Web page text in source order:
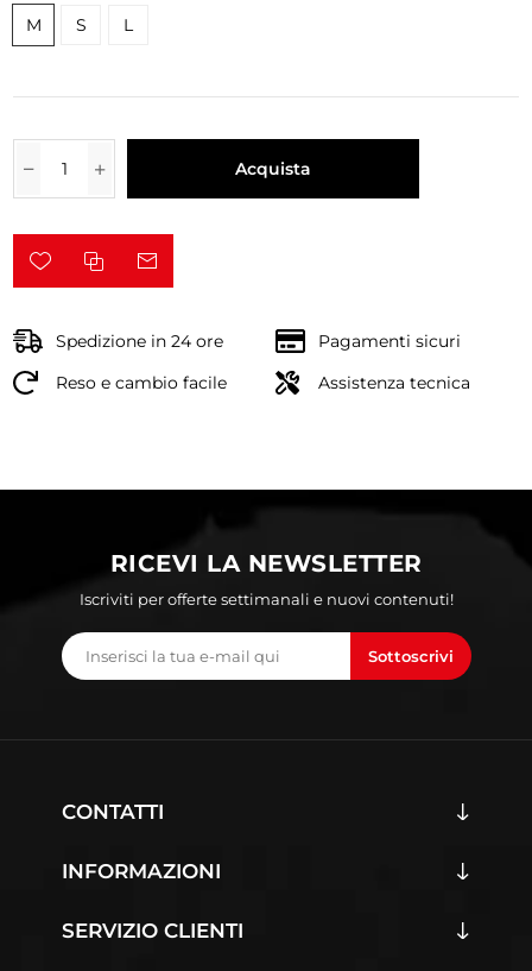
M S L
Acquista
Spedizione in 24 ore
Pagamenti sicuri
Reso e cambio facile
Assistenza tecnica
RICEVI LA NEWSLETTER
Iscriviti per offerte settimanali e nuovi contenuti!
Sottoscrivi
CONTATTI
INFORMAZIONI
SERVIZIO CLIENTI